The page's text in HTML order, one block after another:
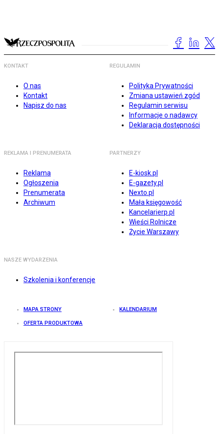
KONTAKT
O nas
Kontakt
Napisz do nas
REGULAMIN
Polityka Prywatności
Zmiana ustawień zgód
Regulamin serwisu
Informacje o nadawcy
Deklaracja dostępności
REKLAMA I PRENUMERATA
Reklama
Ogłoszenia
Prenumerata
Archiwum
PARTNERZY
E-kiosk.pl
E-gazety.pl
Nexto.pl
Mała księgowość
Kancelarierp.pl
Wieści Rolnicze
Życie Warszawy
NASZE WYDARZENIA
Szkolenia i konferencje
MAPA STRONY KALENDARIUM
OFERTA PRODUKTOWA